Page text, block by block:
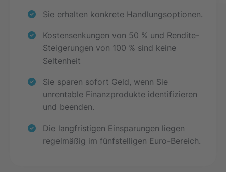
Sie erhalten konkrete Handlungsoptionen.
Kostensenkungen von 50 % und Rendite-
Steigerungen von 100 % sind keine
Seltenheit
Sie sparen sofort Geld, wenn Sie
unrentable Finanzprodukte identifizieren
und beenden.
Die langfristigen Einsparungen liegen
regelmäßig im fünfstelligen Euro-Bereich.